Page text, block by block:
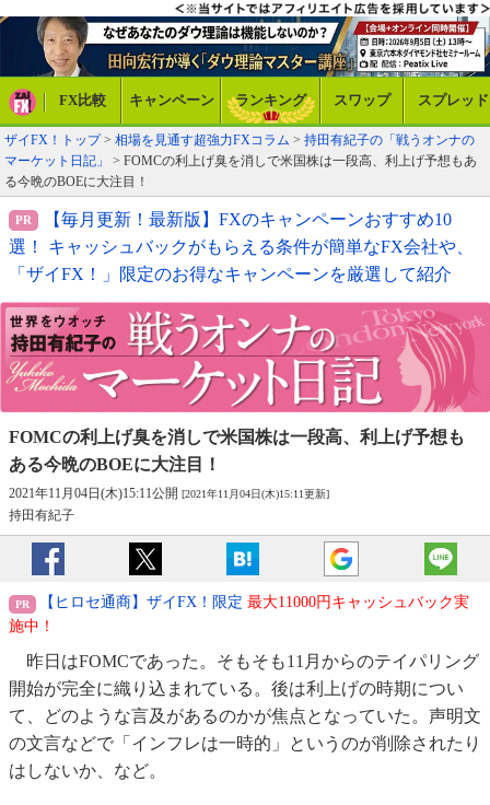
FX比較 キャンペーン ランキング スワップ スプレッド
ザイFX！トップ> 相場を見通す超強力FXコラム > 持田有紀子の「戦うオンナの
マーケット日記」
> FOMCの利上げ臭を消しで米国株は一段高、利上げ予想もあ
る今晩のBOEに大注目！
【毎月更新！最新版】FXのキャンペーンおすすめ10
選！ キャッシュバックがもらえる条件が簡単なFX会社や、
「ザイFX！」限定のお得なキャンペーンを厳選して紹介
FOMCの利上げ臭を消しで米国株は一段高、 利上げ予想も
ある今晩のBOEに大注目！
2021年11月04日(木)15:11公開 [2021年11月04日(木)15:11更新]
持田有紀子
【ヒロセ通商】ザイFX！限定 最大11000円キャッシュバック実
施中！
昨日はFOMCであった。そもそも11月からのテイパリング
開始が完全に織り込まれている。後は利上げの時期につい
て、どのような言及があるのかが焦点となっていた。声明文
の文言などで「インフレは一時的」というのが削除されたり
はしないか、など。